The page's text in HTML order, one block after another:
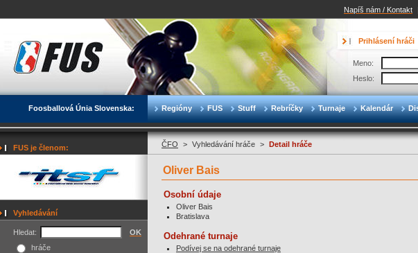
Napíš nám / Kontakt
Foosballová Únia Slovenska: Regióny FUS Stuff Rebríčky Turnaje Kalendár
Prihlásení hráči
Meno:
Heslo:
FUS je členom:
Vyhledávání
Hledat:
OK
hráče
ČFO > Vyhledávání hráče > Detail hráče
Oliver Bais
Osobní údaje
Oliver Bais
Bratislava
Odehrané turnaje
Podívej se na odehrané turnaje